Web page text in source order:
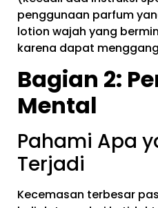
penggunaan parfum
lotion wajah yang
karena dapat
Bagian 2:
Mental
Pahami Apa
Terjadi
Kecemasan terbesar